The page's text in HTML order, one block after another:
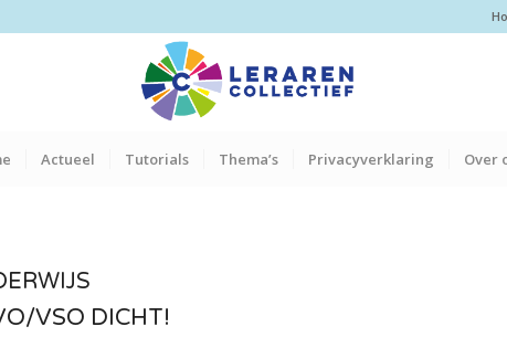
Actueel Tutorials Thema’s Privacyverklaring Over
VSO DICHT!